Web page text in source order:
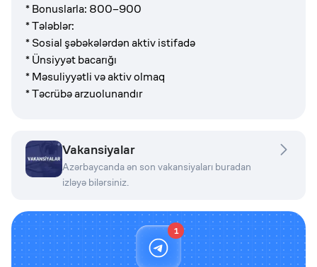
* Bonuslarla: 800–900
* ⁠Tələblər:
* Sosial şəbəkələrdən aktiv istifadə
* Ünsiyyət bacarığı
* Məsuliyyətli və aktiv olmaq
* Təcrübə arzuolunandır
Vakansiyalar
Azərbaycanda ən son vakansiyaları buradan
izləyə bilərsiniz.
1